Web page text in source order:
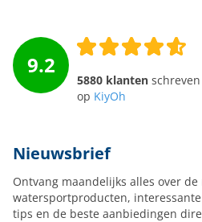
9.2
5880 klanten
op KiyOh
Nieuwsbrief
Ontvang maandelijks alles over de
watersportproducten,
tips en de beste aanbiedingen